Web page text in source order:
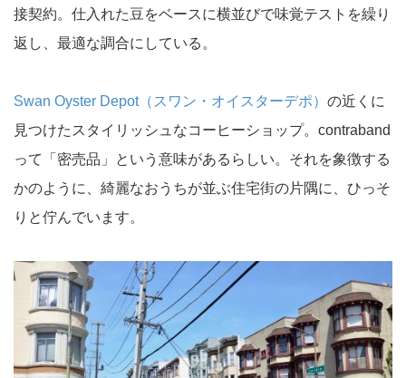
接契約。仕入れた豆をベースに横並びで味覚テストを繰り
返し、最適な調合にしている。
Swan Oyster Depot（スワン・オイスターデポ） の近くに
見つけたスタイリッシュなコーヒーショップ。contraband
って「密売品」という意味があるらしい。それを象徴する
かのように、綺麗なおうちが並ぶ住宅街の片隅に、ひっそ
りと佇んでいます。